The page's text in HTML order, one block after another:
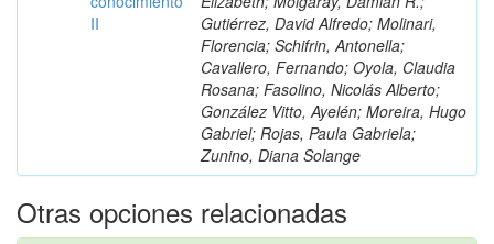
II
Gutiérrez, David Alfredo; Molinari,
Florencia; Schifrin, Antonella;
Cavallero, Fernando; Oyola, Claudia
Rosana; Fasolino, Nicolás Alberto;
González Vitto, Ayelén; Moreira, Hugo
Gabriel; Rojas, Paula Gabriela;
Zunino, Diana Solange
Otras opciones relacionadas